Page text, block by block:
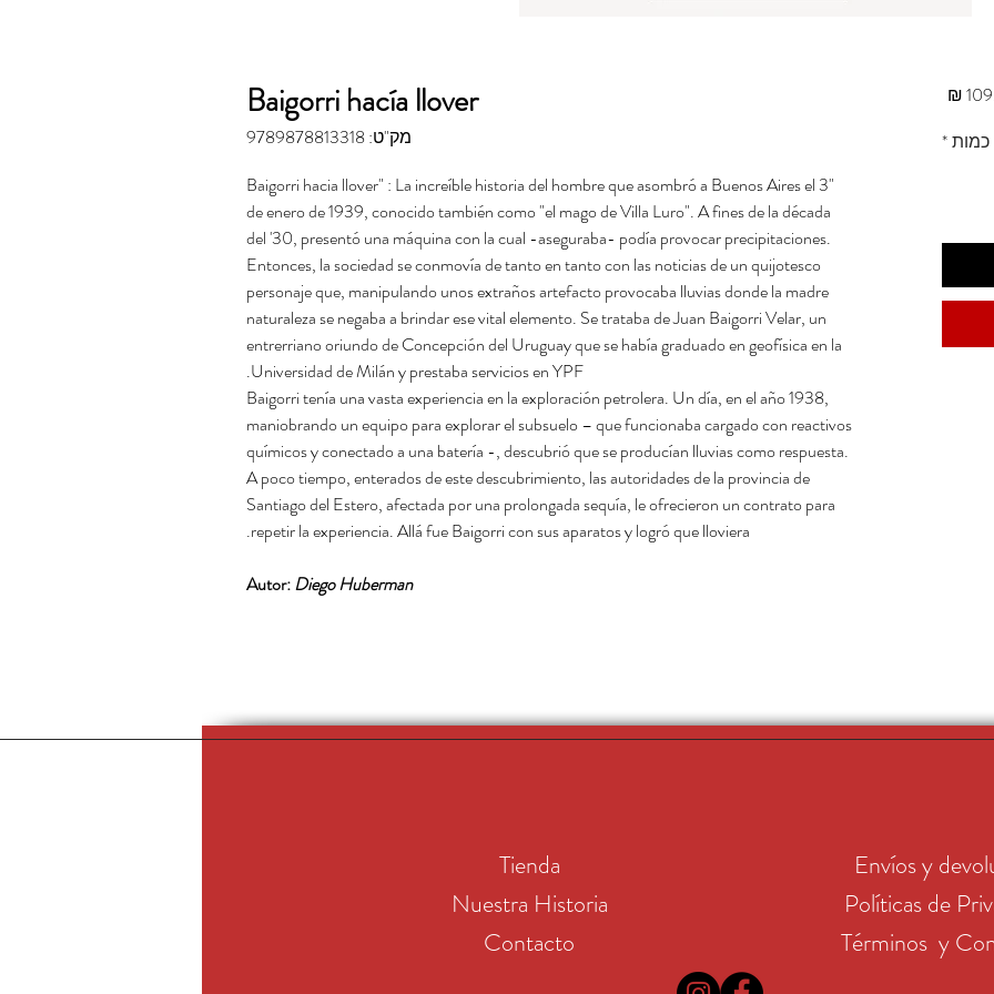
Baigorri hacía llover
מק"ט: 9789878813318
"Baigorri hacia llover" : La increíble historia del hombre que asombró a Buenos Aires el 3
de enero de 1939, conocido también como "el mago de Villa Luro". A fines de la década
del '30, presentó una máquina con la cual -aseguraba- podía provocar precipitaciones.
Entonces, la sociedad se conmovía de tanto en tanto con las noticias de un quijotesco
personaje que, manipulando unos extraños artefacto provocaba lluvias donde la madre
naturaleza se negaba a brindar ese vital elemento. Se trataba de Juan Baigorri Velar, un
entrerriano oriundo de Concepción del Uruguay que se había graduado en geofísica en la
Universidad de Milán y prestaba servicios en YPF.
Baigorri tenía una vasta experiencia en la exploración petrolera. Un día, en el año 1938,
maniobrando un equipo para explorar el subsuelo – que funcionaba cargado con reactivos
químicos y conectado a una batería -, descubrió que se producían lluvias como respuesta.
A poco tiempo, enterados de este descubrimiento, las autoridades de la provincia de
Santiago del Estero, afectada por una prolongada sequía, le ofrecieron un contrato para
repetir la experiencia. Allá fue Baigorri con sus aparatos y logró que lloviera.
Autor:Diego Huberman
כמות*
Tienda
Nuestra Historia
Contacto
Envíos y
Políticas de
Términos y